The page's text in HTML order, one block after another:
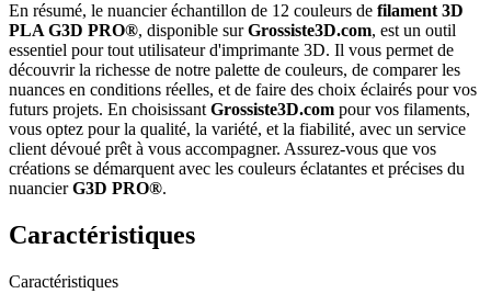
En résumé, le nuancier échantillon de 12 couleurs de filament 3D
PLA G3D PRO®, disponible surGrossiste3D.com, est un outil
essentiel pour tout utilisateur d'imprimante 3D. Il vous permet de
découvrir la richesse de notre palette de couleurs, de comparer les
nuances en conditions réelles, et de faire des choix éclairés pour vos
futurs projets. En choisissantGrossiste3D.com pour vos filaments,
vous optez pour la qualité, la variété, et la fiabilité, avec un service
client dévoué prêt à vous accompagner. Assurez-vous que vos
créations se démarquent avec les couleurs éclatantes et précises du
nuancierG3D PRO®.
Caractéristiques
Caractéristiques